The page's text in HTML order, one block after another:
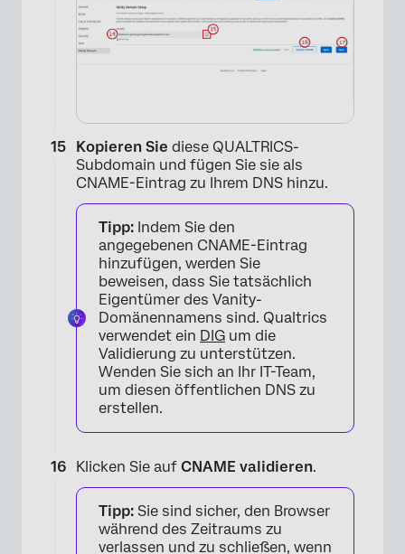
Kopieren Sie diese QUALTRICS-
Subdomain und fügen Sie sie als
CNAME-Eintrag zu Ihrem DNS hinzu.
Tipp: Indem Sie den
angegebenen CNAME-Eintrag
hinzufügen, werden Sie
beweisen, dass Sie tatsächlich
Eigentümer des Vanity-
Domänennamens sind. Qualtrics
verwendet ein DIG um die
Validierung zu unterstützen.
Wenden Sie sich an Ihr IT-Team,
um diesen öffentlichen DNS zu
erstellen.
Klicken Sie auf CNAME validieren.
Tipp: Sie sind sicher, den Browser
während des Zeitraums zu
verlassen und zu schließen, wenn